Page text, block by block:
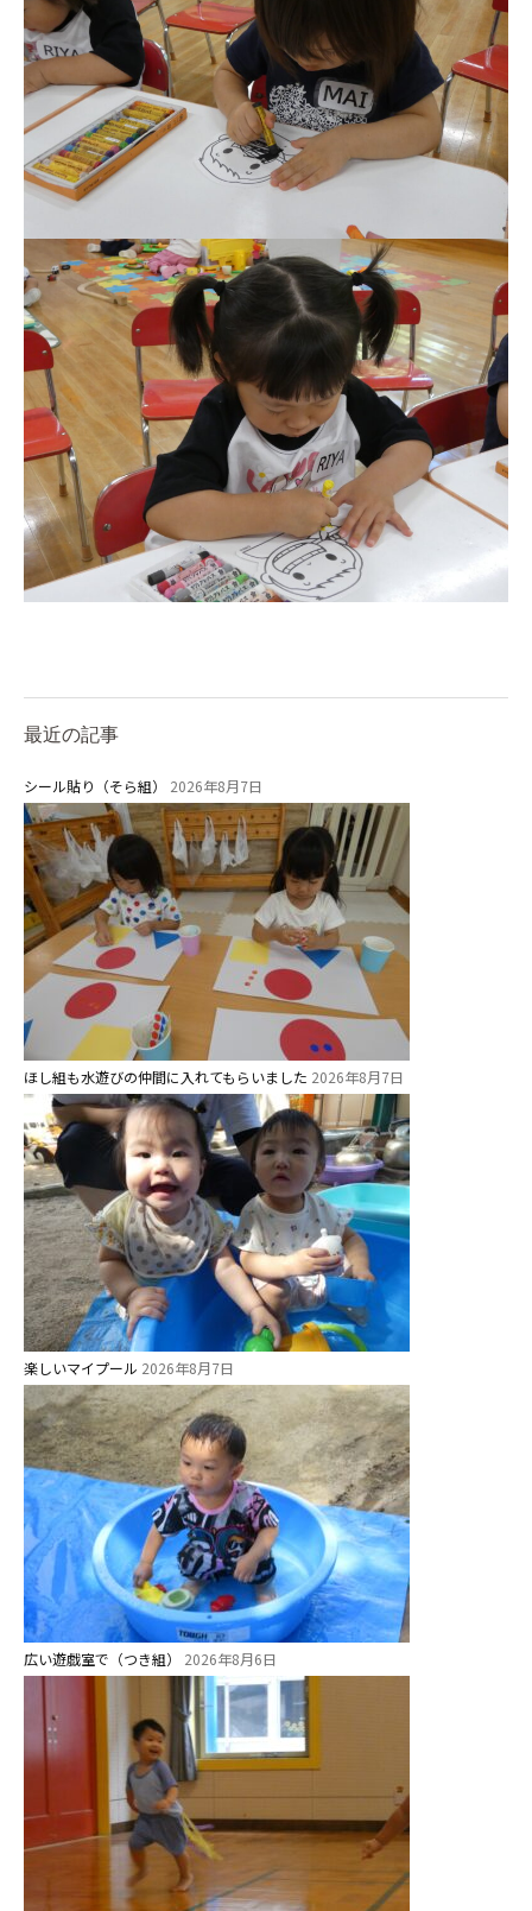
最近の記事
シール貼り（そら組） 2026年8月7日
ほし組も水遊びの仲間に入れてもらいました 2026年8月7日
楽しいマイプール 2026年8月7日
広い遊戯室で（つき組） 2026年8月6日
美⽊多チコス
美⽊多チコスについて
美⽊多チコスブログ
未就園児クラス
0歳親子登園［マカロンクラス ]
1歳・2歳親子登園［マリポサクラ
ス ]
2歳児ひとり登園［ゆず組 ]
グループ施設・
関係先リンク
学校法⼈鴨⾕学園 鳳幼稚園
学校法⼈諏訪森学園 諏訪森幼稚
園